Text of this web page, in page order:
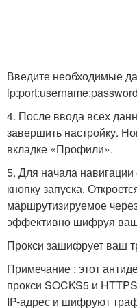
Введите необходимые
4. После ввода всех
завершить настройку.
вкладке «Профили».
5. Для начала
кнопку запуска.
маршрутизируемое
эффективно шифруя
Прокси зашифрует ваш
Примечание : этот
прокси SOCKS5 и
IP-адрес и шифруют